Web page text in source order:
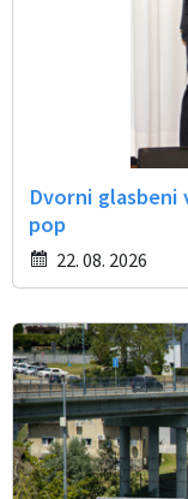
Dvorni glasbeni
pop
22. 08. 2026